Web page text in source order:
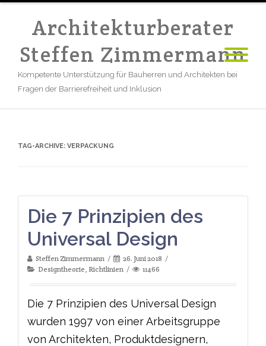
Architekturberater
Steffen Zimmermann
Kompetente Unterstützung für Bauherren und Architekten bei
Fragen der Barrierefreiheit und Inklusion
TAG-ARCHIVE: VERPACKUNG
Die 7 Prinzipien des
Universal Design
Steffen Zimmermann
26. Juni 2018
Designtheorie, Richtlinien 11466
Die 7 Prinzipien des Universal Design
wurden 1997 von einer Arbeitsgruppe
von Architekten, Produktdesignern,